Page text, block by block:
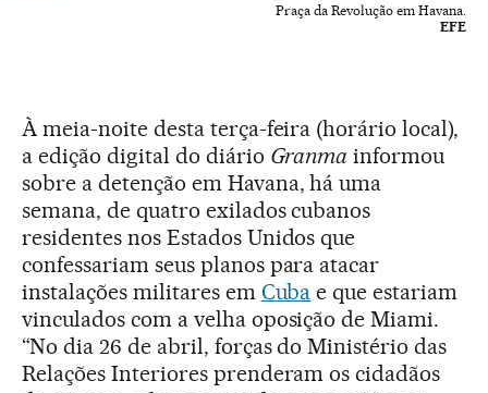
Praça da Revolução em Havana.
EFE
À meia-noite desta terça-feira (horário local),
a edição digital do diário Granma informou
sobre a detenção em Havana, há uma
semana, de quatro exilados cubanos
residentes nos Estados Unidos que
confessariam seus planos para atacar
instalações militares em Cuba e que estariam
vinculados com a velha oposição de Miami.
“No dia 26 de abril, forças do Ministério das
Relações Interiores prenderam os cidadãos